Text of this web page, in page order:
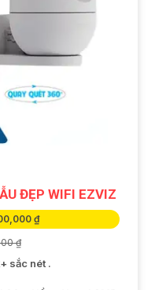
ĐẸP WIFI EZVIZ
₫
₫
sắc nét .